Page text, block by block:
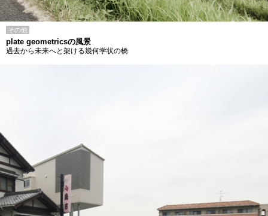
その他
plate geometricsの風景
過去から未来へと架ける幾何学状の橋